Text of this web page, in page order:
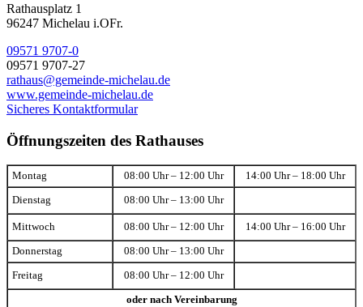
Rathausplatz 1
96247 Michelau i.OFr.
09571 9707-0
09571 9707-27
rathaus@gemeinde-michelau.de
www.gemeinde-michelau.de
Sicheres Kontaktformular
Öffnungszeiten des Rathauses
Montag 08:00 Uhr – 12:00 Uhr 14:00 Uhr – 18:00 Uhr
Dienstag 08:00 Uhr – 13:00 Uhr
Mittwoch 08:00 Uhr – 12:00 Uhr 14:00 Uhr – 16:00 Uhr
Donnerstag 08:00 Uhr – 13:00 Uhr
Freitag 08:00 Uhr – 12:00 Uhr
oder nach Vereinbarung